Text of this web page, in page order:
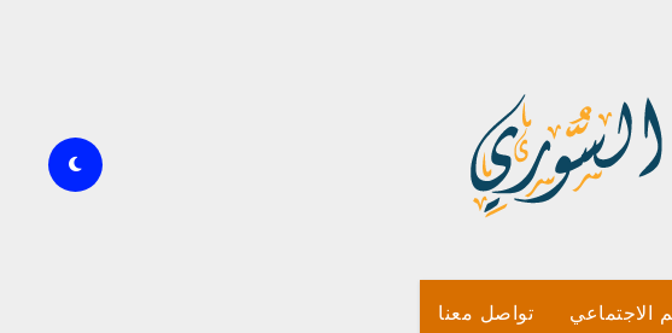
الاجتماعي تواصل معنا